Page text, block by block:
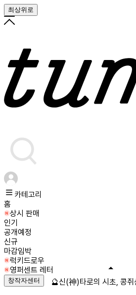
최상위로
카테고리
홈
상시 판매
인기
공개예정
신규
마감임박
럭키드로우
영퍼센트 레터
창작자센터 🔮신(神)타로의 시초, 콩쥐